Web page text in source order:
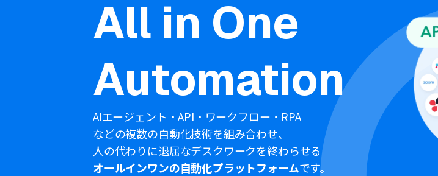
All in One
Automation
AIエージェント・API・ワークフロー・RPA
などの複数の自動化技術を組み合わせ、
人の代わりに退屈なデスクワークを終わらせる
オールインワンの自動化プラットフォームです。